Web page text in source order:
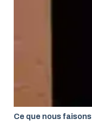
Ce que nous faisons